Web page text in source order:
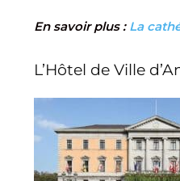
En savoir plus : La
L’Hôtel de Ville